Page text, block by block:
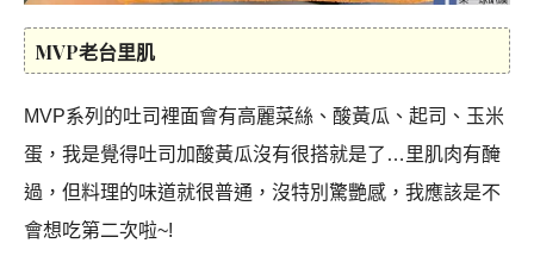
MVP老台里肌
MVP系列的吐司裡面會有高麗菜絲、酸黃瓜、起司、玉米
蛋，我是覺得吐司加酸黃瓜沒有很搭就是了…里肌肉有醃
過，但料理的味道就很普通，沒特別驚艷感，我應該是不
會想吃第二次啦~!